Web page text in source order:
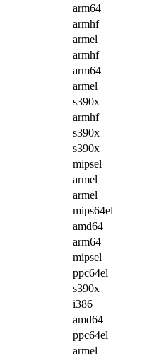
arm64
armhf
armel
armhf
arm64
armel
s390x
armhf
s390x
s390x
mipsel
armel
armel
mips64el
amd64
arm64
mipsel
ppc64el
s390x
i386
amd64
ppc64el
armel